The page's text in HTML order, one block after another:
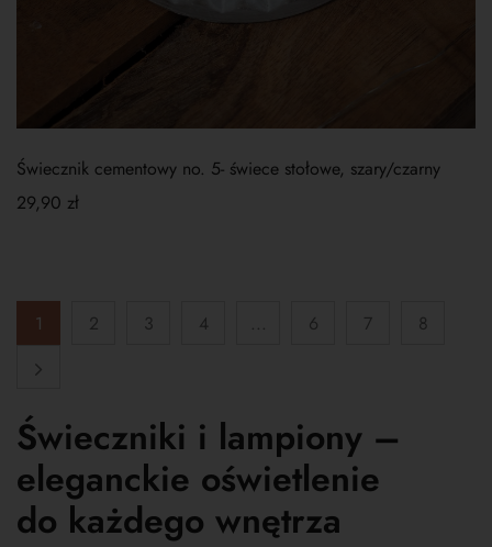
Świecznik cementowy no. 5- świece stołowe, szary/czarny
29,90 zł
1 2 3 4 ... 6 7 8
Świeczniki i lampiony –
eleganckie oświetlenie
do każdego wnętrza